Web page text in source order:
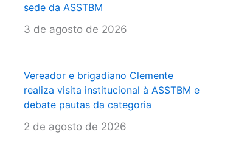
sede da ASSTBM
3 de agosto de 2026
Vereador e brigadiano Clemente
realiza visita institucional à ASSTBM e
debate pautas da categoria
2 de agosto de 2026